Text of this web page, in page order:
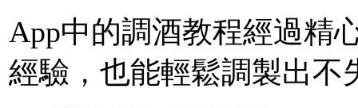
App中的調酒教程經過精
經驗，也能輕鬆調製出不